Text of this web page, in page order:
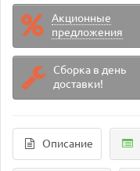
Акционные
предложения
Сборка в день
доставки!
Описание